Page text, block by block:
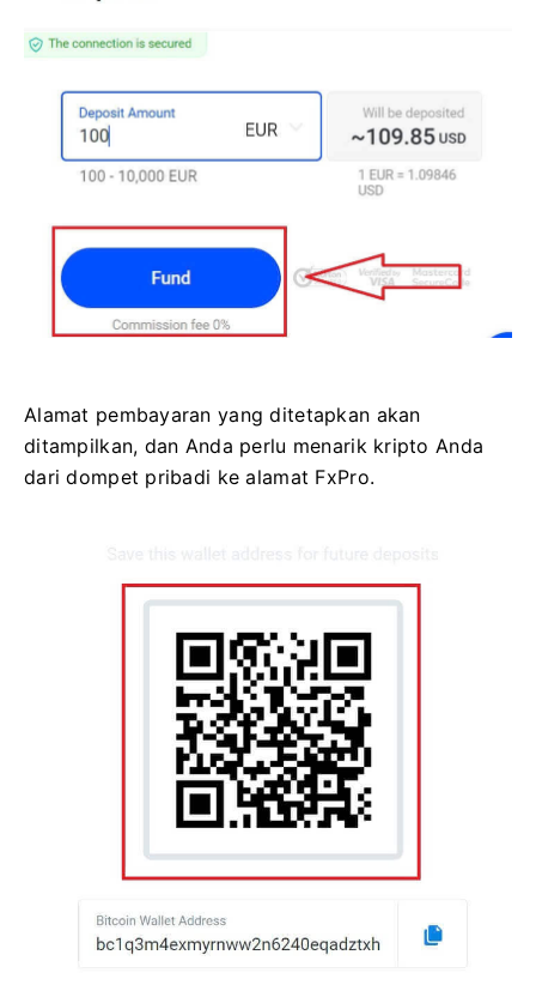
Alamat pembayaran yang ditetapkan akan
ditampilkan, dan Anda perlu menarik kripto Anda
dari dompet pribadi ke alamat FxPro.